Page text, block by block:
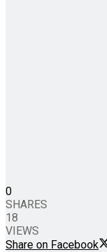
0
SHARES
18
VIEWS
Share on Facebook